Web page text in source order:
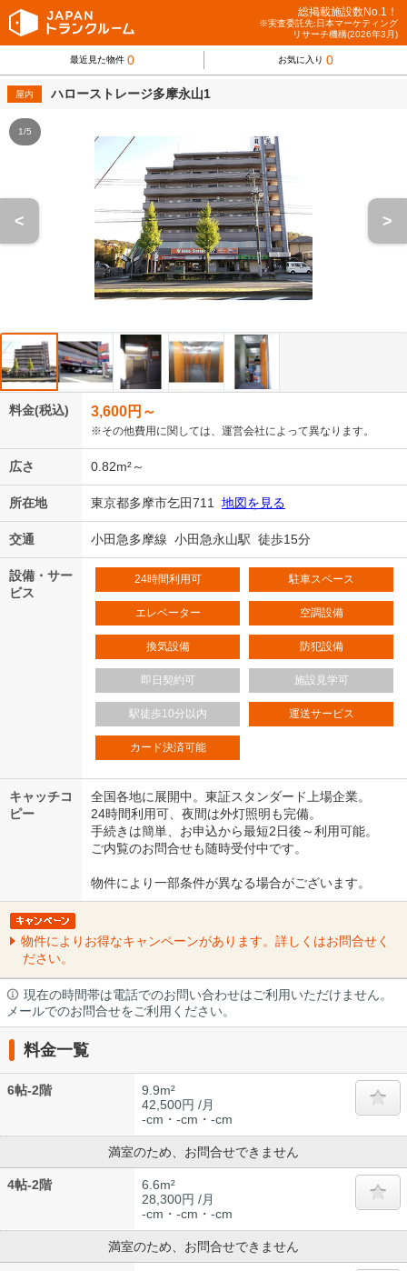
総掲載施設数No.1！
※実査委託先:日本マーケティング
リサーチ機構(2026年3月)
最近見た物件 0 お気に入り 0
屋内 ハローストレージ多摩永山1
1/5
< >
料金(税込) 3,600円～
※その他費用に関しては、運営会社によって異なります。
広さ 0.82m²～
所在地 東京都多摩市乞田711 地図を見る
交通 小田急多摩線 小田急永山駅 徒歩15分
設備・サー
ビス
24時間利用可 駐車スペース
エレベーター 空調設備
換気設備 防犯設備
即日契約可 施設見学可
駅徒歩10分以内 運送サービス
カード決済可能
キャッチコ
ピー
全国各地に展開中。東証スタンダード上場企業。
24時間利用可、夜間は外灯照明も完備。
手続きは簡単、お申込から最短2日後～利用可能。
ご内覧のお問合せも随時受付中です。
物件により一部条件が異なる場合がございます。
物件によりお得なキャンペーンがあります。詳しくはお問合せく
ださい。
現在の時間帯は電話でのお問い合わせはご利用いただけません。
メールでのお問合せをご利用ください。
料金一覧
6帖-2階
9.9m²
42,500円 /月
-cm・-cm・-cm
満室のため、お問合せできません
4帖-2階
6.6m²
28,300円 /月
-cm・-cm・-cm
満室のため、お問合せできません